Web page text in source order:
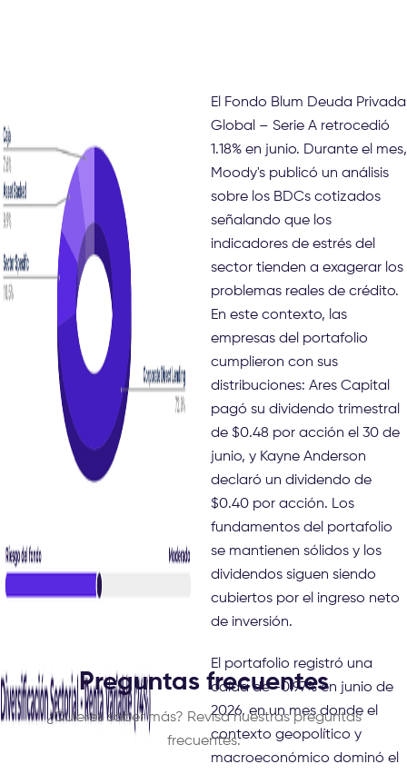
El Fondo Blum Deuda Privada
Global – Serie A retrocedió
1.18% en junio. Durante el mes,
Moody's publicó un análisis
sobre los BDCs cotizados
señalando que los
indicadores de estrés del
sector tienden a exagerar los
problemas reales de crédito.
En este contexto, las
empresas del portafolio
cumplieron con sus
distribuciones: Ares Capital
pagó su dividendo trimestral
de $0.48 por acción el 30 de
junio, y Kayne Anderson
declaró un dividendo de
$0.40 por acción. Los
fundamentos del portafolio
se mantienen sólidos y los
dividendos siguen siendo
cubiertos por el ingreso neto
de inversión.
El portafolio registró una
caída de -0.97% en junio de
2026, en un mes donde el
contexto geopolítico y
macroeconómico dominó el
Preguntas frecuentes
¿Quieres saber más? Revisa nuestras preguntas
frecuentes.